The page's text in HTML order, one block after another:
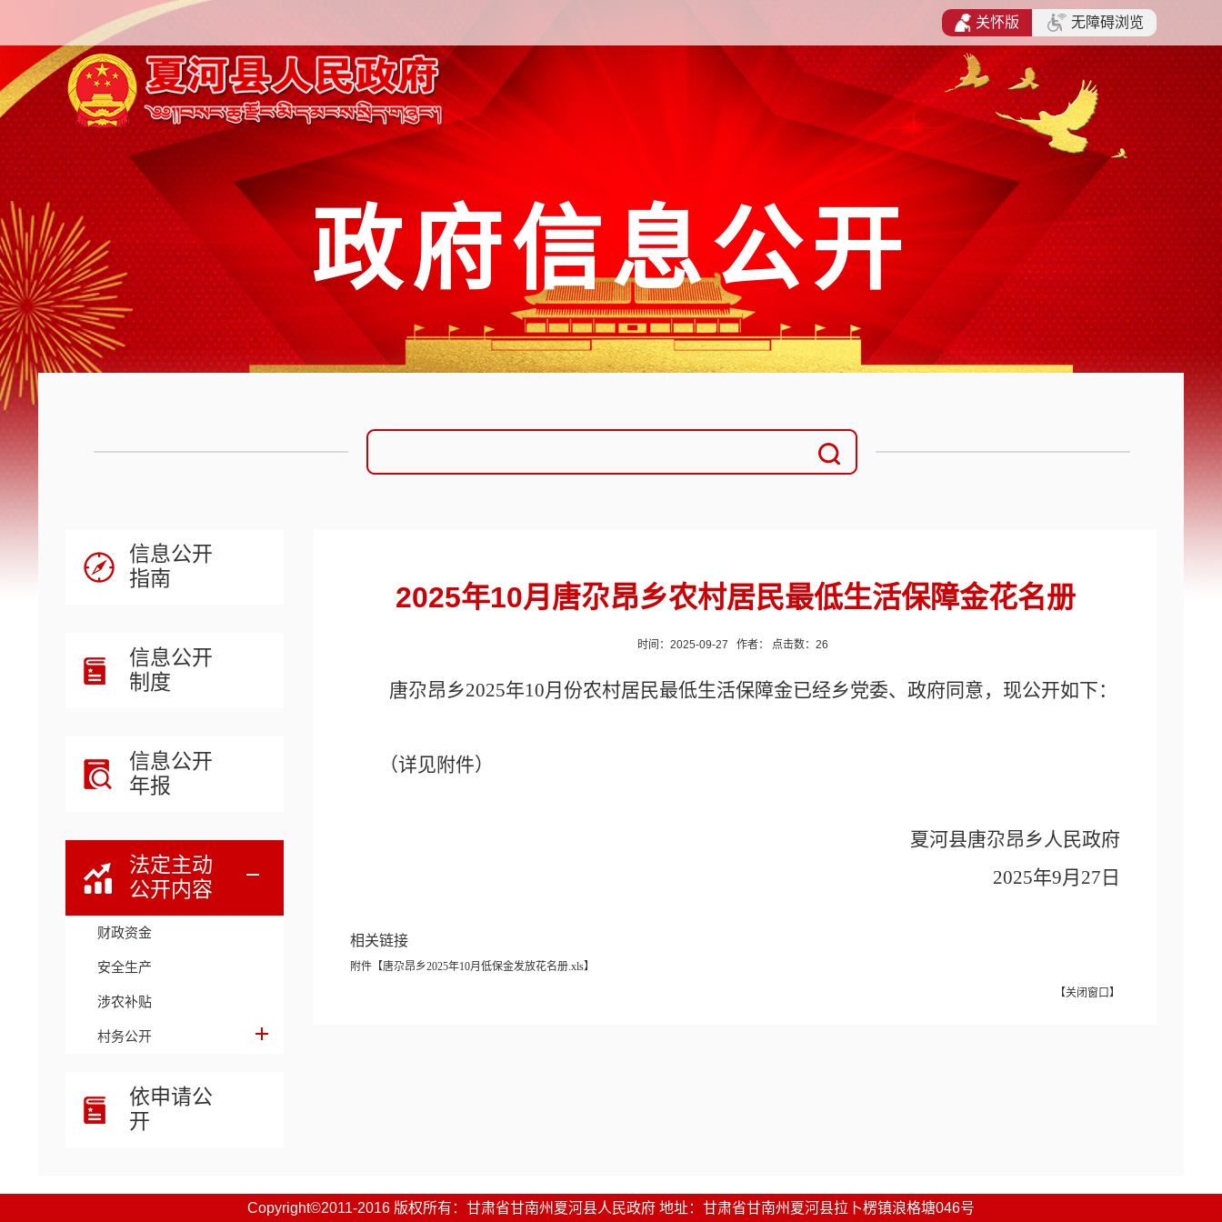
政府信息公开
信息公开
指南
信息公开
制度
信息公开
年报
法定主动
公开内容
财政资金
安全生产
涉农补贴
村务公开
依申请公
开
2025年10月唐尕昂乡农村居民最低生活保障金花名册
时间：2025-09-27 作者： 点击数： 26
唐尕昂乡2025年10月份农村居民最低生活保障金已经乡党委、政府同意，现公开如下：
（详见附件）
夏河县唐尕昂乡人民政府
2025年9月27日
相关链接
附件【唐尕昂乡2025年10月低保金发放花名册.xls】
【关闭窗口】
Copyright©2011-2016 版权所有：甘肃省甘南州夏河县人民政府 地址：甘肃省甘南州夏河县拉卜楞镇浪格塘046号
关怀版 无障碍浏览